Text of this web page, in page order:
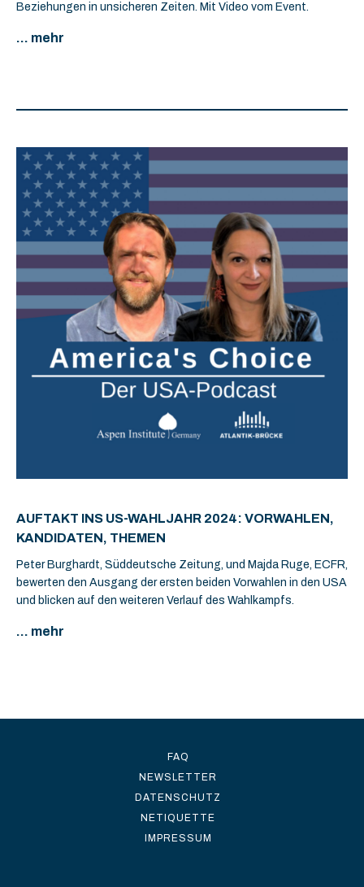
Beziehungen in unsicheren Zeiten. Mit Video vom Event.
... mehr
AUFTAKT INS US-WAHLJAHR 2024: VORWAHLEN,
KANDIDATEN, THEMEN
Peter Burghardt, Süddeutsche Zeitung, und Majda Ruge, ECFR,
bewerten den Ausgang der ersten beiden Vorwahlen in den USA
und blicken auf den weiteren Verlauf des Wahlkampfs.
... mehr
FAQ
NEWSLETTER
DATENSCHUTZ
NETIQUETTE
IMPRESSUM